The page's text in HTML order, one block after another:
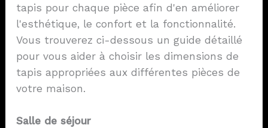
tapis pour chaque pièce afin d'en améliorer
l'esthétique, le confort et la fonctionnalité.
Vous trouverez ci-dessous un guide détaillé
pour vous aider à choisir les dimensions de
tapis appropriées aux différentes pièces de
votre maison.
Salle de séjour